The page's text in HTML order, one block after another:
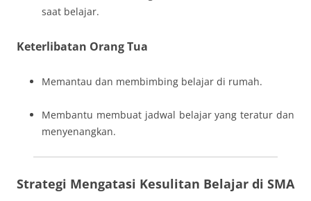
saat belajar.
Keterlibatan Orang Tua
Memantau dan membimbing belajar di rumah.
Membantu membuat jadwal belajar yang teratur dan
menyenangkan.
Strategi Mengatasi Kesulitan Belajar di SMA